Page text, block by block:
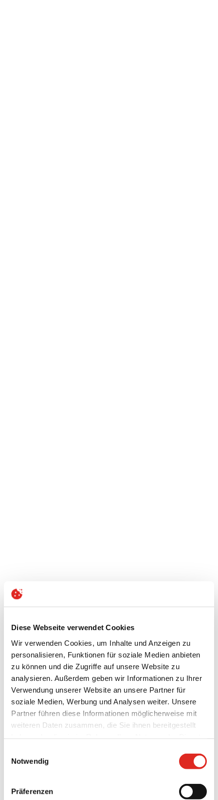
Diese Webseite verwendet Cookies
Wir verwenden Cookies, um Inhalte und Anzeigen zu
personalisieren, Funktionen für soziale Medien anbieten
zu können und die Zugriffe auf unsere Website zu
analysieren. Außerdem geben wir Informationen zu Ihrer
Verwendung unserer Website an unsere Partner für
soziale Medien, Werbung und Analysen weiter. Unsere
Partner führen diese Informationen möglicherweise mit
weiteren Daten zusammen, die Sie ihnen bereitgestellt
Datenschutz
Notwendig
Präferenzen